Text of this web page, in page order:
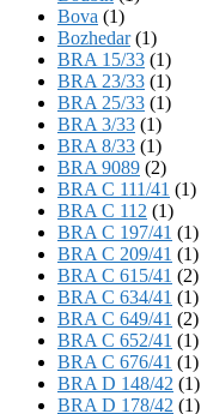
Bova (1)
Bozhedar(1)
BRA 15/33 (1)
BRA 23/33 (1)
BRA 25/33 (1)
BRA 3/33 (1)
BRA 8/33 (1)
BRA 9089 (2)
BRA C 111/41 (1)
BRA C 112 (1)
BRA C 197/41 (1)
BRA C 209/41 (1)
BRA C 615/41 (2)
BRA C 634/41 (1)
BRA C 649/41 (2)
BRA C 652/41 (1)
BRA C 676/41 (1)
BRA D 148/42 (1)
BRA D 178/42 (1)